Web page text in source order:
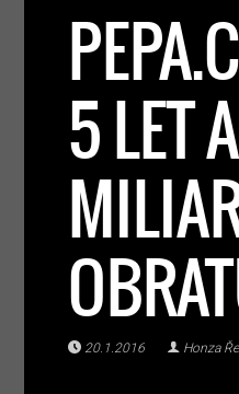
5 LET A
20.1.2016 Honza